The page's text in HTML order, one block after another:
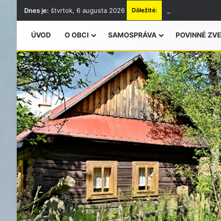
Dnes je: štvrtok, 6 augusta 2026 Dôležité:
ÚVOD O OBCI SAMOSPRÁVA POVINNÉ